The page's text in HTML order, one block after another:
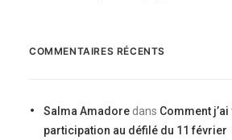
COMMENTAIRES RÉCENTS
Salma Amadore dans Comment
participation au défilé du 11 février